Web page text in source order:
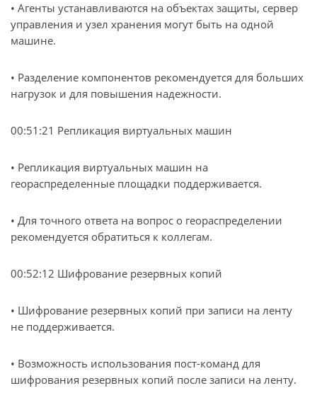
• Агенты устанавливаются на объектах защиты, сервер
управления и узел хранения могут быть на одной
машине.
• Разделение компонентов рекомендуется для больших
нагрузок и для повышения надежности.
00:51:21 Репликация виртуальных машин
• Репликация виртуальных машин на
геораспределенные площадки поддерживается.
• Для точного ответа на вопрос о геораспределении
рекомендуется обратиться к коллегам.
00:52:12 Шифрование резервных копий
• Шифрование резервных копий при записи на ленту
не поддерживается.
• Возможность использования пост-команд для
шифрования резервных копий после записи на ленту.